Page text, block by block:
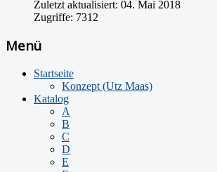
Zuletzt aktualisiert: 04. Mai 2018
Zugriffe: 7312
Menü
Startseite
Konzept (Utz Maas)
Katalog
A
B
C
D
E